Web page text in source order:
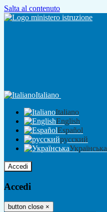
Salta al contenuto
Italiano
Italiano
English
Español
русский
Українська
Accedi
Accedi
button close ×